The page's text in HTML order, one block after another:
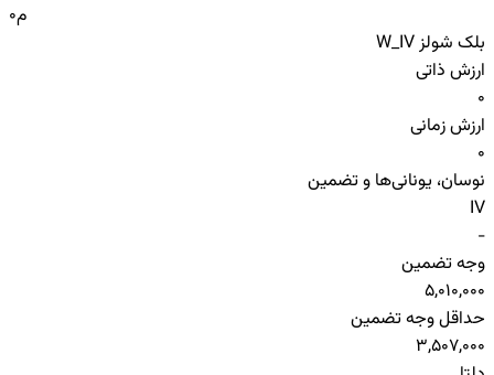
0م
بلک شولز W_IV
ارزش ذاتی
0
ارزش زمانی
0
نوسان، یونانی‌ها و تضمین
IV
-
وجه تضمین
5,010,000
حداقل وجه تضمین
3,507,000